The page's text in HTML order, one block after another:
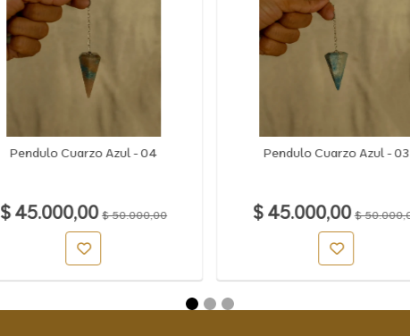
Pendulo Cuarzo Azul - 04
$ 45.000,00$ 50.000,00
Pendulo Cuarzo Azul - 03
$ 45.000,00$